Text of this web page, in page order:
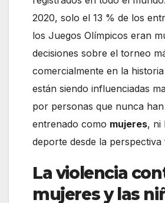
2020, solo el 13 % de los
los Juegos Olímpicos eran
decisiones sobre el torneo
comercialmente en la
están siendo influenciadas
por personas que nunca
entrenado como mujeres, ni
deporte desde la perspectiva
La violencia
mujeres y las